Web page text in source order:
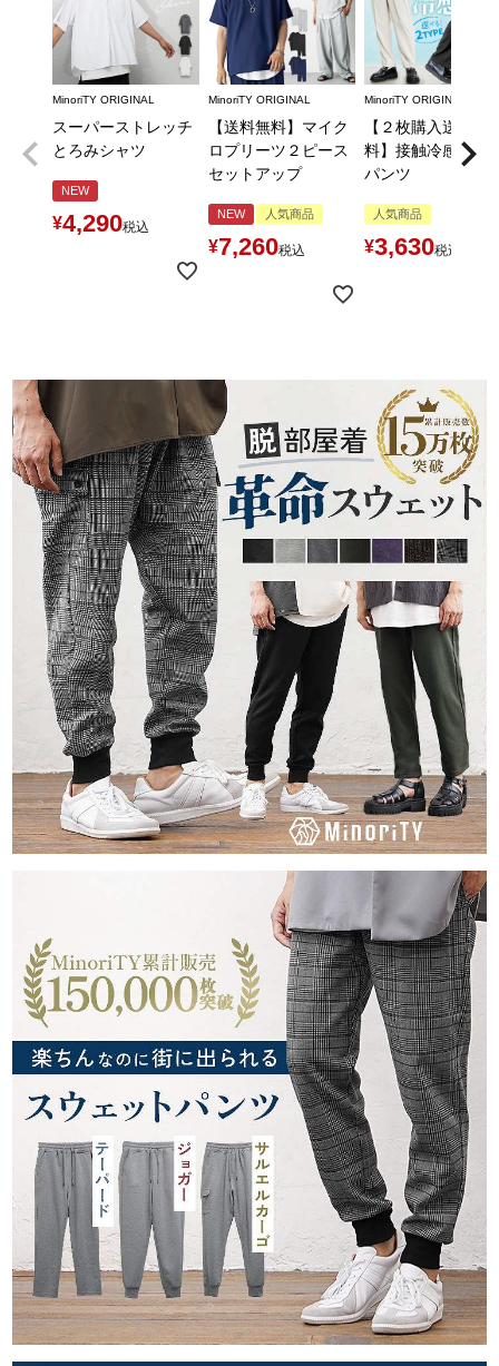
MinoriTY ORIGINAL
スーパーストレッチ
とろみシャツ
NEW
¥4,290税込
MinoriTY ORIGINAL
【送料無料】マイク
ロプリーツ２ピース
セットアップ
NEW 人気商品
¥7,260税込
MinoriTY ORIGINAL
【２枚購入送料無
料】接触冷感とろ
パンツ
人気商品
¥3,630税込